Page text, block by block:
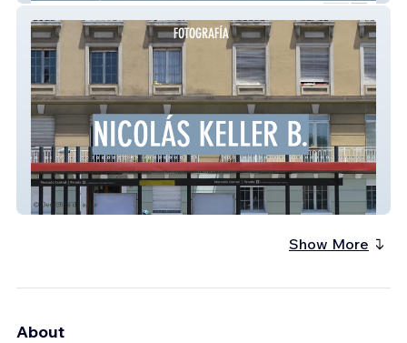
Nicolás Keller – Portafolio Profesional de
Fotografía
Show More
About